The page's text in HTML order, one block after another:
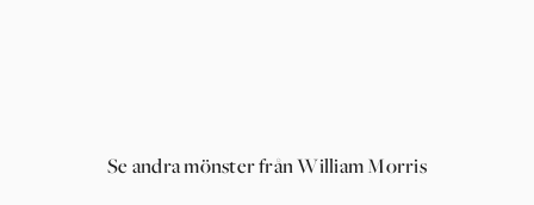
Se andra mönster från William Morris